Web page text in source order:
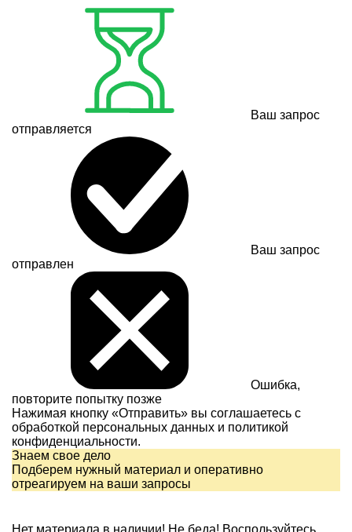
Ваш запрос
отправляется
Ваш запрос
отправлен
Ошибка,
повторите попытку позже
Нажимая кнопку «Отправить» вы соглашаетесь с
обработкой персональных данных и политикой
конфиденциальности.
Знаем свое дело
Подберем нужный материал и оперативно
отреагируем на ваши запросы